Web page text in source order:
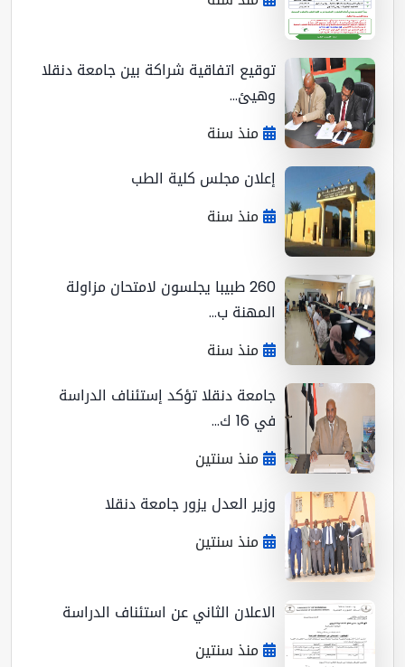
توقيع اتفاقية شراكة بين جامعة دنقلا
وهيئ...
منذ سنة
إعلان مجلس كلية الطب
منذ سنة
260 طبيبا يجلسون لامتحان مزاولة
المهنة ب...
منذ سنة
جامعة دنقلا تؤكد إستئناف الدراسة
في 16 ك...
منذ سنتين
وزير العدل يزور جامعة دنقلا
منذ سنتين
الاعلان الثاني عن استئناف الدراسة
منذ سنتين